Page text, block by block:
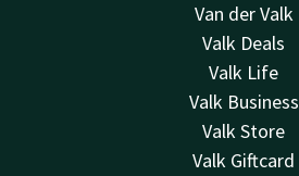
Van der Valk
Valk Deals
Valk Life
Valk Business
Valk Store
Valk Giftcard